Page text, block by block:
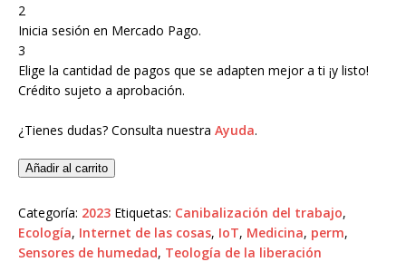
2
Inicia sesión en Mercado Pago.
3
Elige la cantidad de pagos que se adapten mejor a ti ¡y listo!
Crédito sujeto a aprobación.
¿Tienes dudas? Consulta nuestra Ayuda.
Añadir al carrito
Categoría: 2023 Etiquetas: Canibalización del trabajo,
Ecología, Internet de las cosas, IoT, Medicina, perm,
Sensores de humedad, Teología de la liberación